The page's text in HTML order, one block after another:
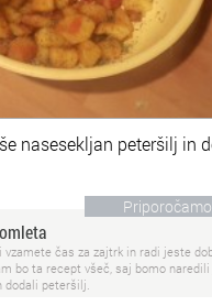
nasesekljan peteršilj in
Priporočamo
vzamete čas za zajtrk in radi jeste
bo ta recept všeč, saj bomo
dodali peteršilj.